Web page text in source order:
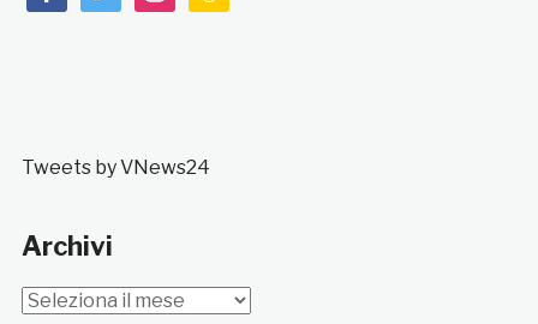
Tweets by VNews24
Archivi
Archivi